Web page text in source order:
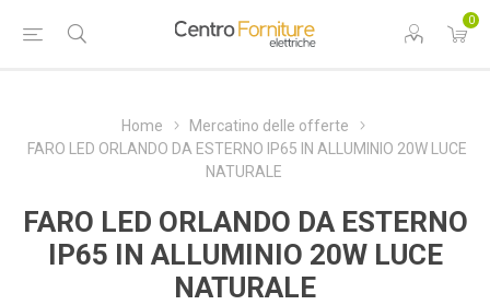
0
Home
Mercatino delle offerte
FARO LED ORLANDO DA ESTERNO IP65 IN ALLUMINIO 20W LUCE
NATURALE
FARO LED ORLANDO DA ESTERNO
IP65 IN ALLUMINIO 20W LUCE
NATURALE